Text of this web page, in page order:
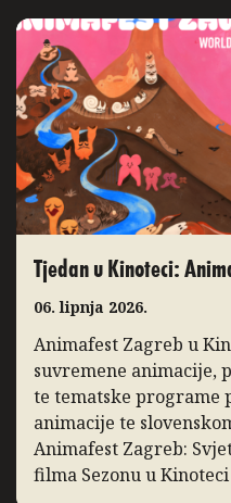
godine bilježimo
posebice
Tjedan u Kinoteci:
06. lipnja 2026.
Animafest Zagreb u
suvremene animacije,
te tematske programe
animacije te
Animafest Zagreb:
filma Sezonu u